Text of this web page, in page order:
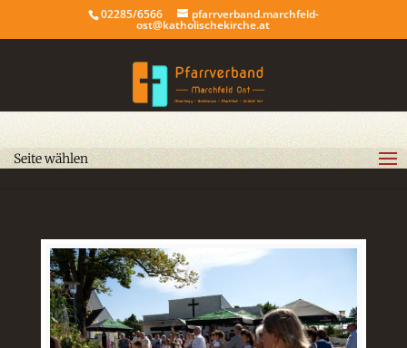
02285/6566 pfarrverband.marchfeld-
ost@katholischekirche.at
Seite wählen